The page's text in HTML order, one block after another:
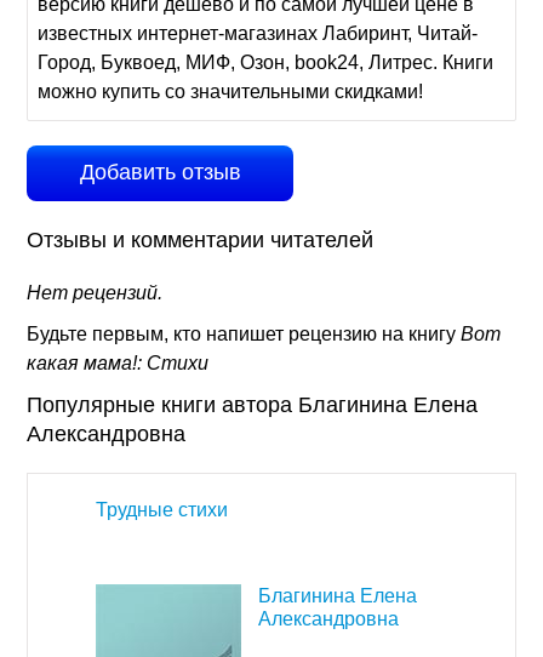
версию книги дешево и по самой лучшей цене в
известных интернет-магазинах Лабиринт, Читай-
Город, Буквоед, МИФ, Озон, book24, Литрес. Книги
можно купить со значительными скидками!
Добавить отзыв
Отзывы и комментарии читателей
Нет рецензий.
Будьте первым, кто напишет рецензию на книгуВот
какая мама!: Стихи
Популярные книги автора Благинина Елена
Александровна
Трудные стихи
Благинина Елена
Александровна